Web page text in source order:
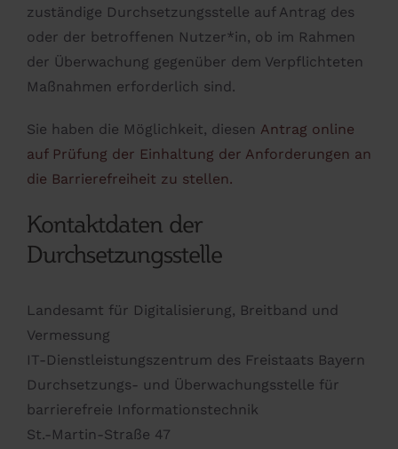
zuständige Durchsetzungsstelle auf Antrag des
oder der betroffenen Nutzer*in, ob im Rahmen
der Überwachung gegenüber dem Verpflichteten
Maßnahmen erforderlich sind.
Sie haben die Möglichkeit, diesen Antrag online
auf Prüfung der Einhaltung der Anforderungen an
die Barrierefreiheit zu stellen.
Kontaktdaten der
Durchsetzungsstelle
Landesamt für Digitalisierung, Breitband und
Vermessung
IT-Dienstleistungszentrum des Freistaats Bayern
Durchsetzungs- und Überwachungsstelle für
barrierefreie Informationstechnik
St.-Martin-Straße 47